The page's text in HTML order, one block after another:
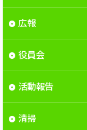
広報
役員会
活動報告
清掃